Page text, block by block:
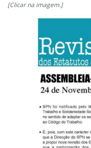
[Clicar na imagem.]